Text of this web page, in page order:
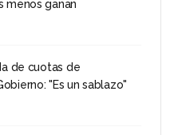
menos ganan
de cuotas de
"Es un sablazo"